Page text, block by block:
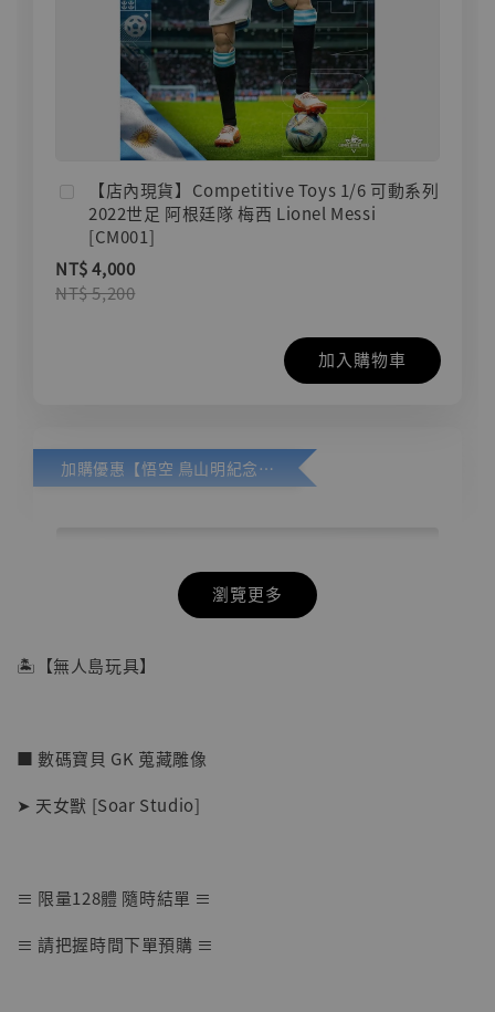
【店內現貨】Competitive Toys 1/6 可動系列
2022世足 阿根廷隊 梅西 Lionel Messi
[CM001]
NT$ 4,000
NT$ 5,200
加入購物車
加購優惠【悟空 鳥山明紀念款 [奇蹟工作室]】
【店內現貨】七龍珠 系列蒐藏雕像 悟空 鳥山
瀏覽更多
🏝【無人島玩具】
■ 數碼寶貝 GK 蒐藏雕像
➤ 天女獸 [Soar Studio]
≡ 限量128體 隨時結單 ≡
≡ 請把握時間下單預購 ≡